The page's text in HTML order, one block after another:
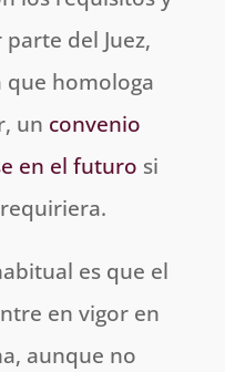
del Juez,
que homologa
un convenio
en el futuro si
es que el
en vigor en
aunque no